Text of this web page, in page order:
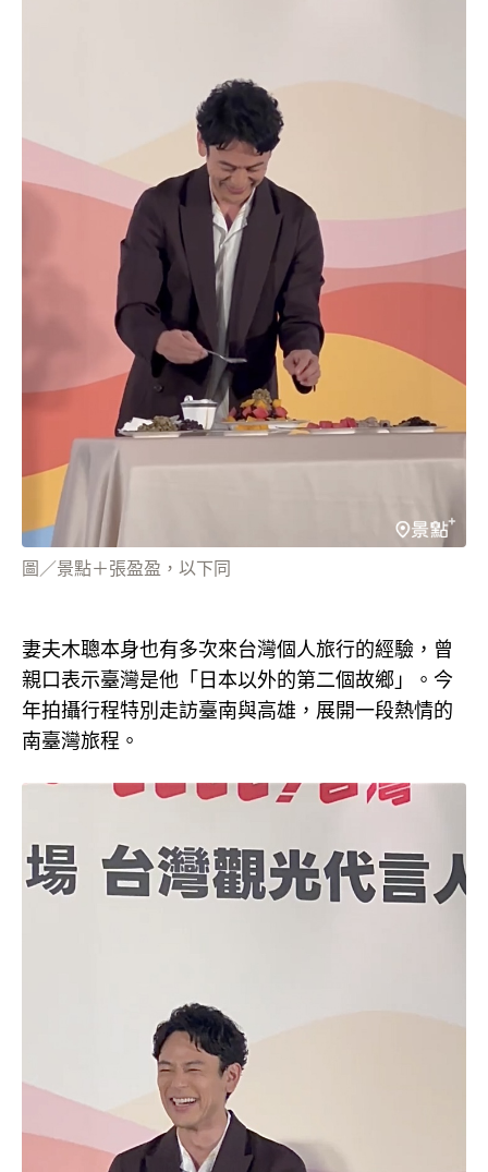
圖／景點＋張盈盈，以下同
妻夫木聰本身也有多次來台灣個人旅行的經驗，曾
親口表示臺灣是他「日本以外的第二個故鄉」。今
年拍攝行程特別走訪臺南與高雄，展開一段熱情的
南臺灣旅程。